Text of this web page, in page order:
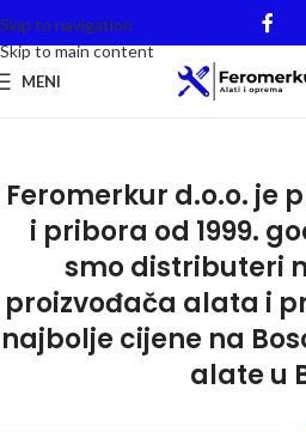
Skip to navigation
Skip to main content
MENI
Feromerkur d.o.o. je
i pribora od 1999.
smo distributeri
proizvođača alata i
najbolje cijene na
alate u